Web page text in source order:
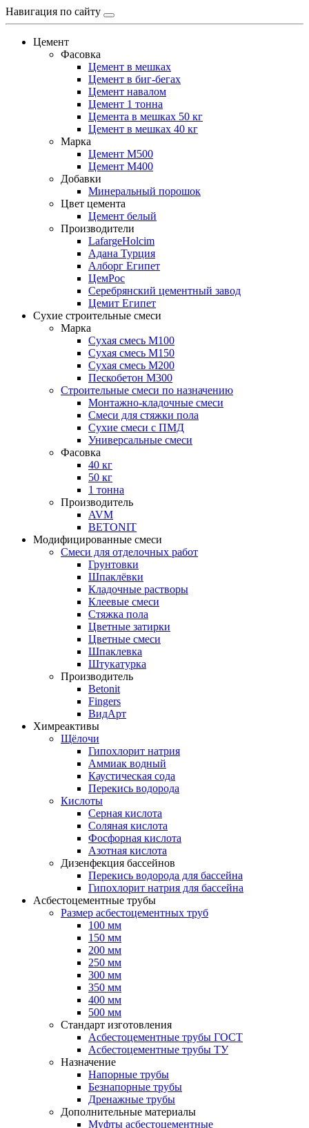
Навигация по сайту
Цемент
Фасовка
Цемент в мешках
Цемент в биг-бегах
Цемент навалом
Цемент 1 тонна
Цемента в мешках 50 кг
Цемент в мешках 40 кг
Марка
Цемент М500
Цемент М400
Добавки
Минеральный порошок
Цвет цемента
Цемент белый
Производители
LafargeHolcim
Адана Турция
Алборг Египет
ЦемРос
Серебрянский цементный завод
Цемит Египет
Сухие строительные смеси
Марка
Сухая смесь М100
Сухая смесь М150
Сухая смесь М200
Пескобетон М300
Строительные смеси по назначению
Монтажно-кладочные смеси
Смеси для стяжки пола
Сухие смеси с ПМД
Универсальные смеси
Фасовка
40 кг
50 кг
1 тонна
Производитель
AVM
BETONIT
Модифицированные смеси
Смеси для отделочных работ
Грунтовки
Шпаклёвки
Кладочные растворы
Клеевые смеси
Стяжка пола
Цветные затирки
Цветные смеси
Шпаклевка
Штукатурка
Производитель
Betonit
Fingers
ВидАрт
Химреактивы
Щёлочи
Гипохлорит натрия
Аммиак водный
Каустическая сода
Перекись водорода
Кислоты
Серная кислота
Соляная кислота
Фосфорная кислота
Азотная кислота
Дизенфекция бассейнов
Перекись водорода для бассейна
Гипохлорит натрия для бассейна
Асбестоцементные трубы
Размер асбестоцементных труб
100 мм
150 мм
200 мм
250 мм
300 мм
350 мм
400 мм
500 мм
Стандарт изготовления
Асбестоцементные трубы ГОСТ
Асбестоцементные трубы ТУ
Назначение
Напорные трубы
Безнапорные трубы
Дренажные трубы
Дополнительные материалы
Муфты асбестоцементные